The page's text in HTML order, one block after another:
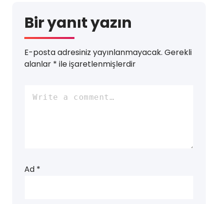
Bir yanıt yazın
E-posta adresiniz yayınlanmayacak. Gerekli
alanlar * ile işaretlenmişlerdir
Ad *